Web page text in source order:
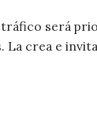
tráfico será
crea e